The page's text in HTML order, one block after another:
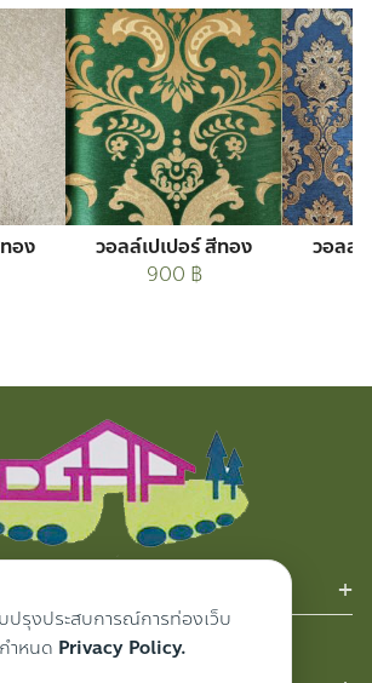
อง
วอลล์เปเปอร์ สีทอง
900 ฿
วอลล์
ปรุงประสบการณ์การท่องเว็บ
ำหนด Privacy Policy.